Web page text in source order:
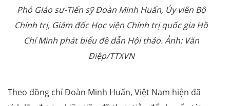
Phó Giáo sư-Tiến sỹ Đoàn Minh Huấn, Ủy viên Bộ
Chính trị, Giám đốc Học viện Chính trị quốc gia Hồ
Chí Minh phát biểu đề dẫn Hội thảo. Ảnh: Văn
Điệp/TTXVN
Theo đồng chí Đoàn Minh Huấn, Việt Nam hiện đã